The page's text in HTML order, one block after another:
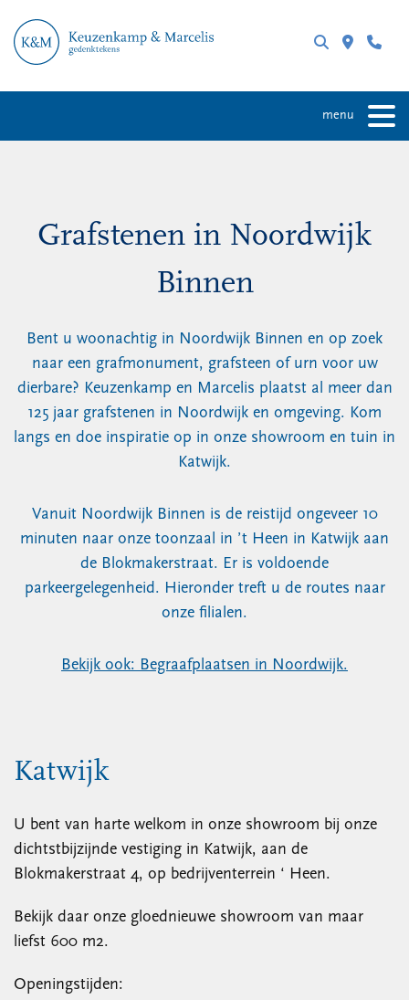
menu
Grafstenen in Noordwijk
Binnen
Bent u woonachtig in Noordwijk Binnen en op zoek
naar een grafmonument, grafsteen of urn voor uw
dierbare? Keuzenkamp en Marcelis plaatst al meer dan
125 jaar grafstenen in Noordwijk en omgeving. Kom
langs en doe inspiratie op in onze showroom en tuin in
Katwijk.
Vanuit Noordwijk Binnen is de reistijd ongeveer 10
minuten naar onze toonzaal in ’t Heen in Katwijk aan
de Blokmakerstraat. Er is voldoende
parkeergelegenheid. Hieronder treft u de routes naar
onze filialen.
Bekijk ook: Begraafplaatsen in Noordwijk.
Katwijk
U bent van harte welkom in onze showroom bij onze
dichtstbijzijnde vestiging in Katwijk, aan de
Blokmakerstraat 4, op bedrijventerrein ‘ Heen.
Bekijk daar onze gloednieuwe showroom van maar
liefst 600 m2.
Openingstijden: